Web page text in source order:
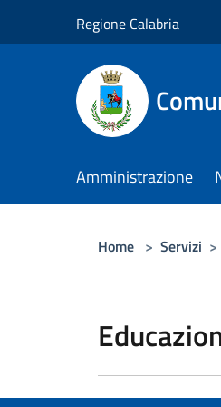
Regione Calabria
Amministrazione
Home > Servizi >